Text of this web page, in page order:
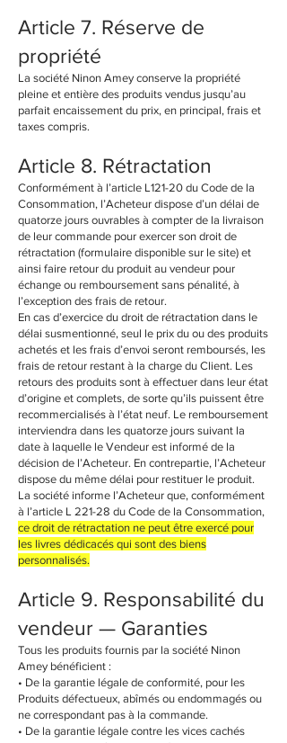
Article 7. Réserve de
propriété
La société Ninon Amey conserve la propriété
pleine et entière des produits vendus jusqu’au
parfait encaissement du prix, en principal, frais et
taxes compris.
Article 8. Rétractation
Conformément à l’article L121-20 du Code de la
Consommation, l’Acheteur dispose d’un délai de
quatorze jours ouvrables à compter de la livraison
de leur commande pour exercer son droit de
rétractation (formulaire disponible sur le site) et
ainsi faire retour du produit au vendeur pour
échange ou remboursement sans pénalité, à
l’exception des frais de retour.
En cas d’exercice du droit de rétractation dans le
délai susmentionné, seul le prix du ou des produits
achetés et les frais d’envoi seront remboursés, les
frais de retour restant à la charge du Client. Les
retours des produits sont à effectuer dans leur état
d’origine et complets, de sorte qu’ils puissent être
recommercialisés à l’état neuf. Le remboursement
interviendra dans les quatorze jours suivant la
date à laquelle le Vendeur est informé de la
décision de l’Acheteur. En contrepartie, l’Acheteur
dispose du même délai pour restituer le produit.
La société informe l’Acheteur que, conformément
à l’article L 221-28 du Code de la Consommation,
ce droit de rétractation ne peut être exercé pour
les livres dédicacés qui sont des biens
personnalisés.
Article 9. Responsabilité du
vendeur — Garanties
Tous les produits fournis par la société Ninon
Amey bénéficient :
• De la garantie légale de conformité, pour les
Produits défectueux, abîmés ou endommagés ou
ne correspondant pas à la commande.
• De la garantie légale contre les vices cachés